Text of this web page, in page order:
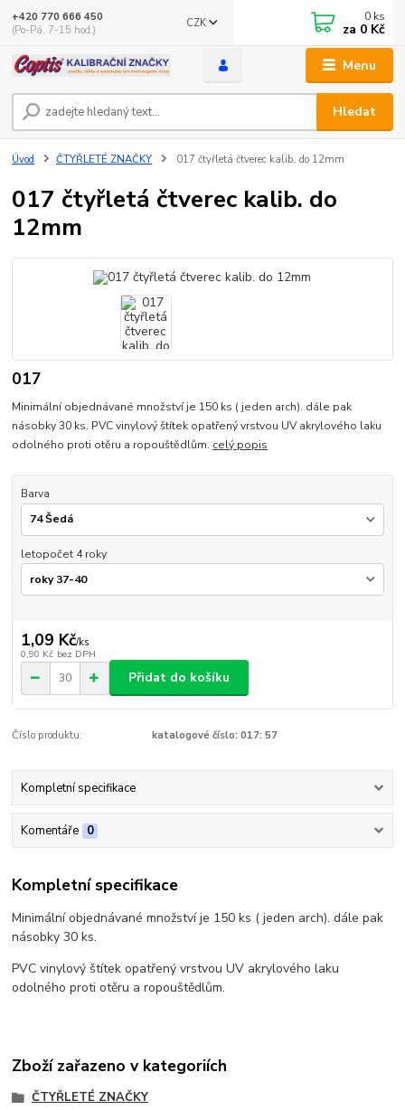
Menu
CZK
Hledat
+420 770 666 450
(Po-Pá, 7-15 hod.)
0 ks
za 0 Kč
Úvod ČTYŘLETÉ ZNAČKY 017 čtyřletá čtverec kalib. do 12mm
017 čtyřletá čtverec kalib. do
12mm
017
Minimální objednávané množství je 150 ks ( jeden arch). dále pak
násobky 30 ks. PVC vinylový štítek opatřený vrstvou UV akrylového laku
odolného proti otěru a ropouštědlům. celý popis
Barva
letopočet 4 roky
1,09 Kč/ks
0,90 Kč bez DPH
Přidat do košíku
Číslo produktu: katalogové číslo: 017: 57
Kompletní specifikace
Komentáře 0
Kompletní specifikace
Minimální objednávané množství je 150 ks ( jeden arch). dále pak
násobky 30 ks.
PVC vinylový štítek opatřený vrstvou UV akrylového laku
odolného proti otěru a ropouštědlům.
Zboží zařazeno v kategoriích
ČTYŘLETÉ ZNAČKY